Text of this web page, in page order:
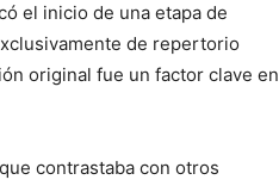
el inicio de una etapa de
de repertorio
original fue un factor clave en
contrastaba con otros